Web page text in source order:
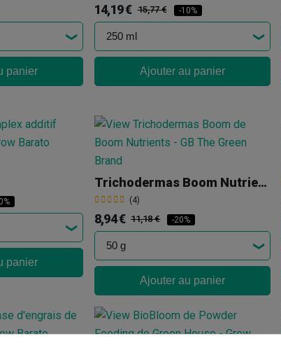
panier
14,19 € 15,77 € -10%
Ajouter au panier
panier
Trichodermas Boom Nutrients
(4)
8,94 € 11,18 € -20%
Ajouter au panier